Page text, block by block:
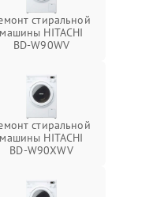
стиральной
машины HITACHI
BD-W90WV
стиральной
машины HITACHI
BD-W90XWV